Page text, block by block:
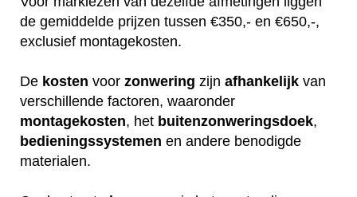
de gemiddelde prijzen tussen €350,- en €650,-,
exclusief montagekosten.
De kosten voor zonwering zijn afhankelijk van
verschillende factoren, waaronder
montagekosten, het buitenzonweringsdoek,
bedieningssystemen en andere benodigde
materialen.